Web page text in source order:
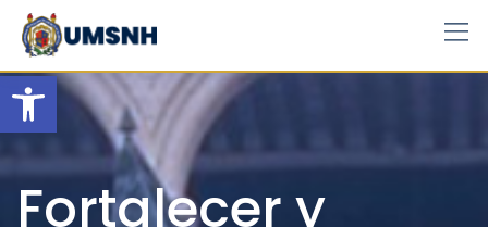
Open toolbar
Skip
content
Fortalecer y